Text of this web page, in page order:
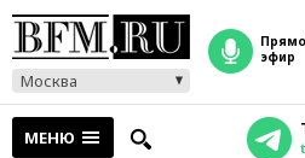
Москва
прямой
эфир
МЕНЮ